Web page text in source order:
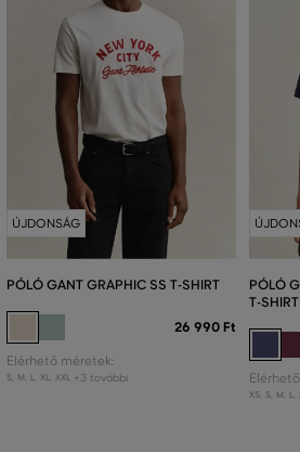
ÚJDONSÁG
PÓLÓ GANT GRAPHIC SS T-SHIRT
26 990 Ft
Elérhető méretek:
S, M L, XL, XXL +3 további
PÓLÓ
T-SHIRT
XS, S, M L,